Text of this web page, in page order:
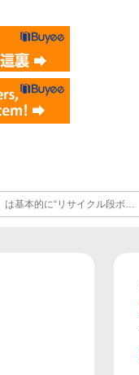
基本的に“リサイクル段ボー
”ご利用をおすすめいたしま